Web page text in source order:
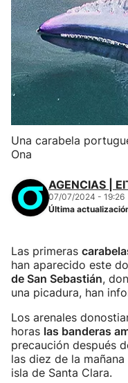
Una carabela
Ona
AGENCIAS |
07/07/2024 - 19:26
Última
Las primeras
han aparecido este
de San Sebastián,
una picadura, han
Los arenales
horas las banderas
precaución después
las diez de la
isla de Santa Clara.